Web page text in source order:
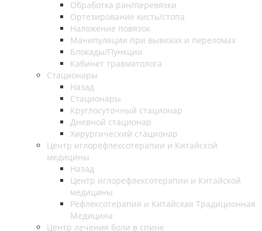
Обработка ран/перевязки
Ортезирование кисть/стопа
Наложение повязок
Манипуляции при вывихах и переломах
Блокады/Пункции
Кабинет травматолога
Стационары
Назад
Стационары
Круглосуточный стационар
Дневной стационар
Хирургический стационар
Центр иглорефлексотерапии и Китайской
медицины
Назад
Центр иглорефлексотерапии и Китайской
медицины
Рефлексотерапия и Китайская Традиционная
Медицина
Центр лечения боли в спине